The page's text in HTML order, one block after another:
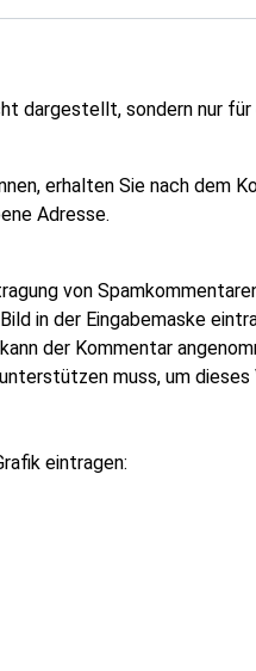
dargestellt, sondern nur
erhalten Sie nach dem
Adresse.
von
in der Eingabemaske
der Kommentar
muss, um dieses
eintragen: